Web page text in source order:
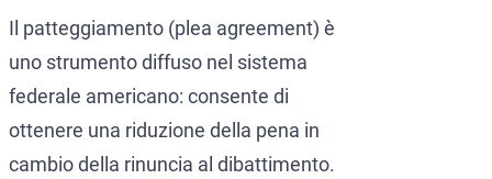
Il patteggiamento (plea agreement) è
uno strumento diffuso nel sistema
federale americano: consente di
ottenere una riduzione della pena in
cambio della rinuncia al dibattimento.